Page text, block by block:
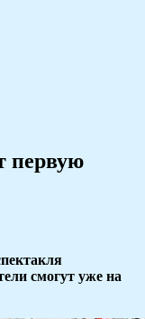
первую
смогут уже на